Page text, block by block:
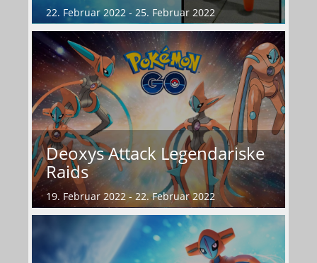
22. Februar 2022 - 25. Februar 2022
Deoxys Attack Legendariske
Raids
19. Februar 2022 - 22. Februar 2022